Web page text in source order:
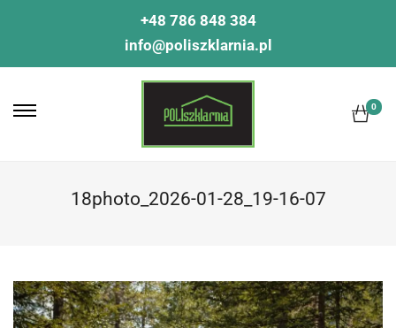
+48 786 848 384
info@poliszklarnia.pl
0
18photo_2026-01-28_19-16-07